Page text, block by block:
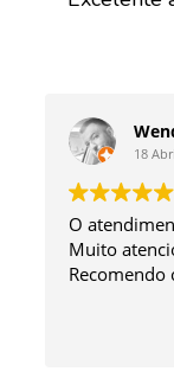
18
O
Muito
Recomendo